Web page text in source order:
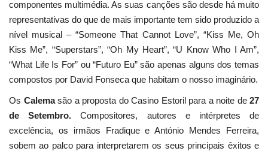
componentes multimédia. As suas canções são desde há muito
representativas do que de mais importante tem sido produzido a
nível musical – “Someone That Cannot Love”, “Kiss Me, Oh
Kiss Me”, “Superstars”, “Oh My Heart”, “U Know Who I Am”,
“What Life Is For” ou “Futuro Eu” são apenas alguns dos temas
compostos por David Fonseca que habitam o nosso imaginário.
Os Calemasão a proposta do Casino Estoril para a noite de27
de Setembro.Compositores, autores e intérpretes de
excelência, os irmãos Fradique e António Mendes Ferreira,
sobem ao palco para interpretarem os seus principais êxitos e